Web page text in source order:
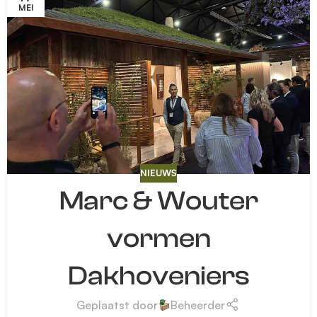
MEI
NIEUWS
Marc & Wouter
vormen
Dakhoveniers
Geplaatst door Beheerder